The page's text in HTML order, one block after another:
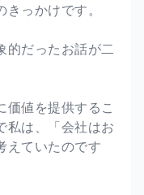
っかけです。
的だったお話が二
価値を提供するこ
私は、「会社はお
えていたのです